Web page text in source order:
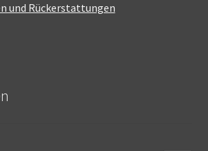
und Rückerstattungen